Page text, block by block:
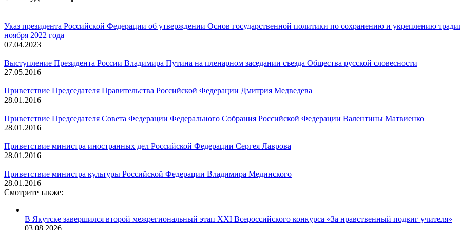
Указ президента Российской Федерации об утверждении Основ государственной политики по сохранению и укреплению
ноября 2022 года
07.04.2023
Выступление Президента России Владимира Путина на пленарном заседании съезда Общества русской словесности
27.05.2016
Приветствие Председателя Правительства Российской Федерации Дмитрия Медведева
28.01.2016
Приветствие Председателя Совета Федерации Федерального Собрания Российской Федерации Валентины Матвиенко
28.01.2016
Приветствие министра иностранных дел Российской Федерации Сергея Лаврова
28.01.2016
Приветствие министра культуры Российской Федерации Владимира Мединского
28.01.2016
Смотрите также:
В Якутске завершился второй межрегиональный этап XXI Всероссийского конкурса «За нравственный подвиг учителя»